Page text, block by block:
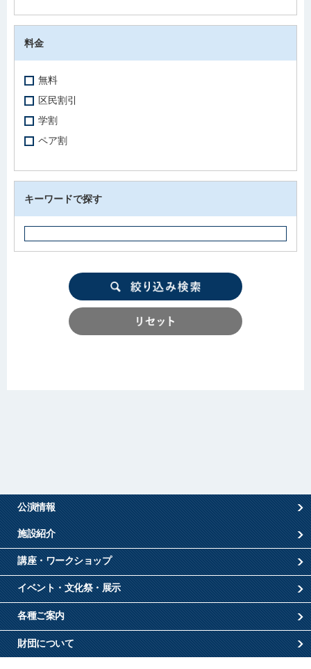
料金
無料
区民割引
学割
ペア割
キーワードで探す
公演情報
施設紹介
講座・ワークショップ
イベント・文化祭・展示
各種ご案内
財団について